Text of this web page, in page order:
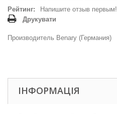
Рейтинг:
Напишите отзыв первым!
Друкувати
Производитель Benary (Германия)
ІНФОРМАЦІЯ